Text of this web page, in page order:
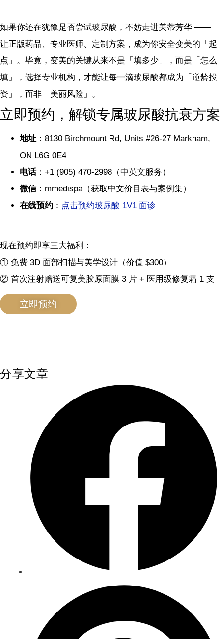
如果你还在犹豫是否尝试玻尿酸，不妨走进美蒂芳华 ——
让正版药品、专业医师、定制方案，成为你安全变美的「起
点」。毕竟，变美的关键从来不是「填多少」，而是「怎么
填」，选择专业机构，才能让每一滴玻尿酸都成为「逆龄投
资」，而非「美丽风险」。
立即预约，解锁专属玻尿酸抗衰方案
地址 ：8130 Birchmount Rd, Units #26-27 Markham,
ON L6G 0E4
电话：+1 (905) 470-2998（中英文服务）
微信：mmedispa（获取中文价目表与案例集）
在线预约 ： 点击预约玻尿酸 1V1 面诊
现在预约即享三大福利：
① 免费 3D 面部扫描与美学设计（价值 $300）
② 首次注射赠送可复美胶原面膜 3 片 + 医用级修复霜 1 支
立即预约
分享文章